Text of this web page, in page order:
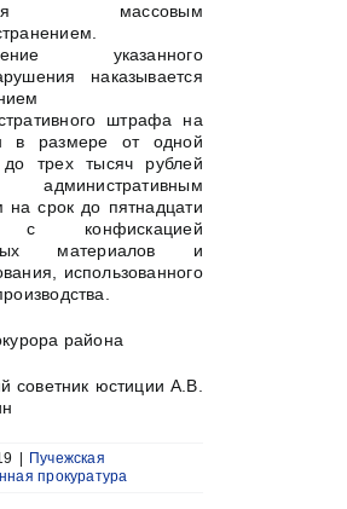
массовым
указанного
наказывается
штрафа на
в размере от одной
до трех тысяч рублей
на срок до пятнадцати
с конфискацией
материалов и
использованного
района
советник юстиции А.В.
Пучежская
прокуратура